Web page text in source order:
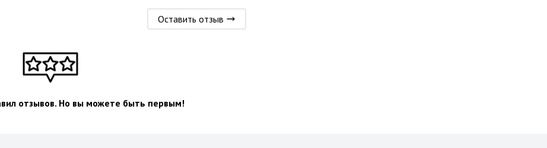
Оставить отзыв
отзывов. Но вы можете быть первым!